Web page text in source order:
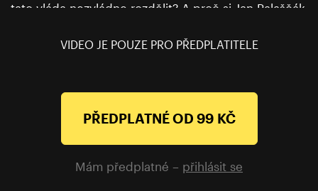
tato vláda nezvládne rozdělit? A proč si Jan Palaščák
si celý pořad.VIDEO JE POUZE PRO PŘEDPLATITELE
PŘEDPLATNÉ OD 99 KČ
Mám předplatné – přihlásit se